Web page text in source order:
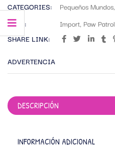
CATEGORIES:
Pequeños Mundos,
TAGS:
Import, Paw Patrol
SHARE LINK:
ADVERTENCIA
DESCRIPCIÓN
INFORMACIÓN ADICIONAL